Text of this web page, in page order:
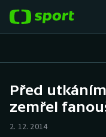
Hokej
Před
zemřel
2. 12. 2014